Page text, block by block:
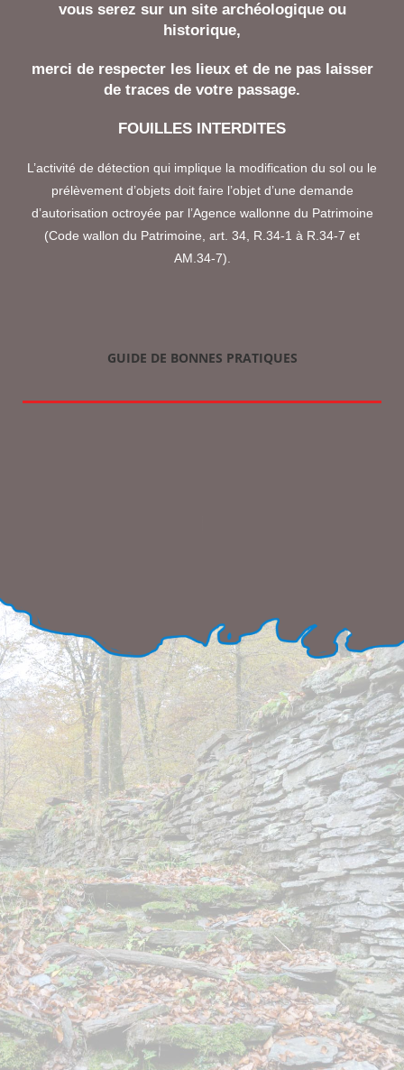
vous serez sur un site archéologique ou
historique,
merci de respecter les lieux et de ne pas laisser
de traces de votre passage.
FOUILLES INTERDITES
L’activité de détection qui implique la modification du sol ou le
prélèvement d’objets doit faire l’objet d’une demande
d’autorisation octroyée par l’Agence wallonne du Patrimoine
(Code wallon du Patrimoine, art. 34, R.34-1 à R.34-7 et
AM.34-7).
GUIDE DE BONNES PRATIQUES